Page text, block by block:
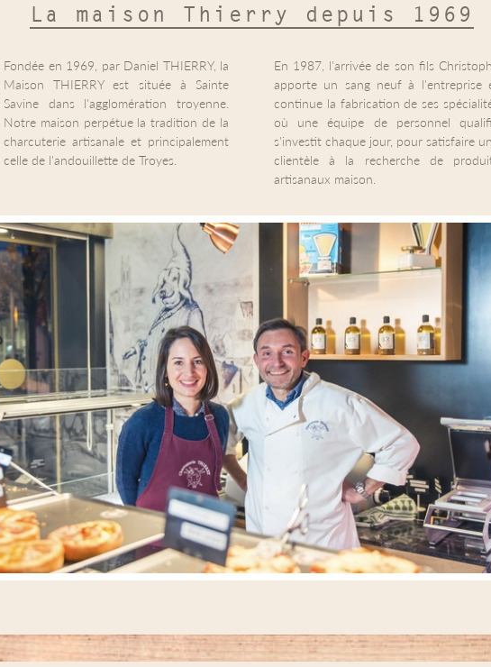
La maison Thierry depuis 1969
Fondée en 1969, par Daniel THIERRY, la
Maison THIERRY est située à Sainte
Savine dans l'agglomération troyenne.
Notre maison perpétue la tradition de la
charcuterie artisanale et principalement
celle de l'andouillette de Troyes.
En 1987, l'arrivée de son fils
apporte un sang neuf à l'entreprise
continue la fabrication de ses
où une équipe de personnel
s'investit chaque jour, pour satisfaire
clientèle à la recherche de
artisanaux maison.